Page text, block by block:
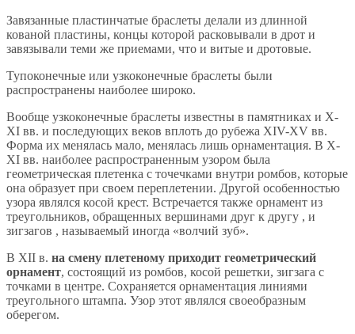
Завязанные пластинчатые браслеты делали из длинной
кованой пластины, концы которой расковывали в дрот и
завязывали теми же приемами, что и витые и дротовые.
Тупоконечные или узкоконечные браслеты были
распространены наиболее широко.
Вообще узкоконечные браслеты известны в памятниках и Х-
ХI вв. и последующих веков вплоть до рубежа ХIV-ХV вв.
Форма их менялась мало, менялась лишь орнаментация. В Х-
ХI вв. наиболее распространенным узором была
геометрическая плетенка с точечками внутри ромбов, которые
она образует при своем переплетении. Другой особенностью
узора являлся косой крест. Встречается также орнамент из
треугольников, обращенных вершинами друг к другу , и
зигзагов , называемый иногда «волчий зуб».
В XII в. на смену плетеному приходит геометрический
орнамент, состоящий из ромбов, косой решетки, зигзага с
точками в центре. Сохраняется орнаментация линиями
треугольного штампа. Узор этот являлся своеобразным
оберегом.